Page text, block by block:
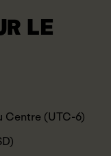
LE
Centre (UTC-6)